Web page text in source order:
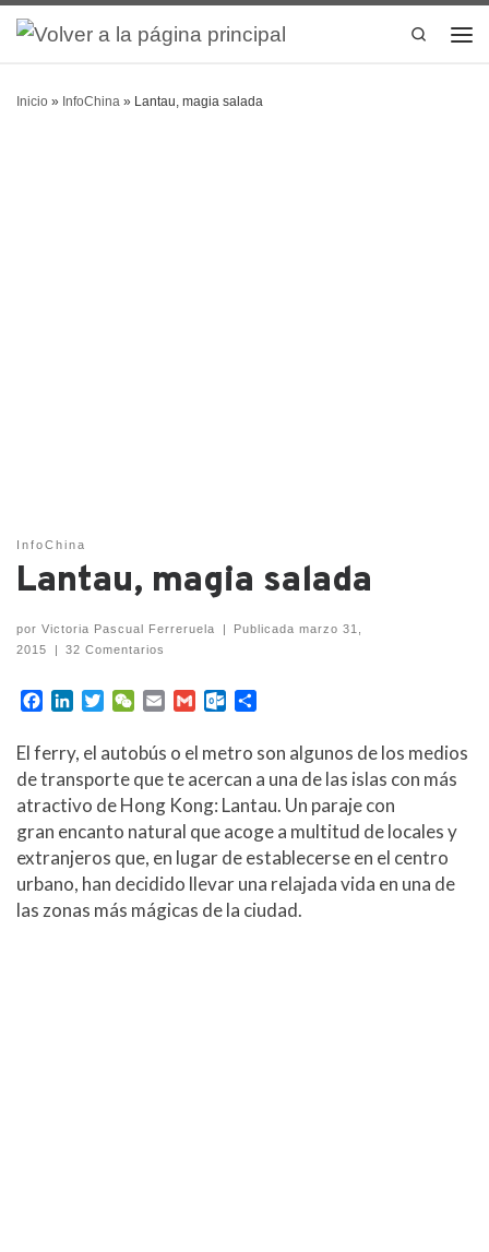
Search
Inicio » InfoChina » Lantau, magia salada
InfoChina
Lantau, magia salada
por Victoria Pascual Ferreruela Publicadamarzo 31,
2015
32 Comentarios
e
b
o
o
k
k
e
d
I
n
t
t
e
r
W
C
h
a
t
G
a
i
l
O
t
l
o
o
k
.
o
m
p
a
r
t
i
El ferry, el autobús o el metro son algunos de los medios
de transporte que te acercan a una de las islas con más
atractivo de Hong Kong: Lantau. Un paraje con
gran encanto natural que acoge a multitud de locales y
extranjeros que, en lugar de establecerse en el centro
urbano, han decidido llevar una relajada vida en una de
las zonas más mágicas de la ciudad.